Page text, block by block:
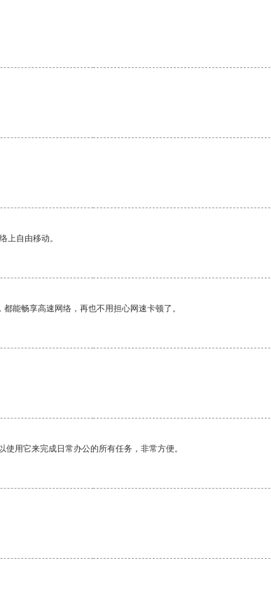
上自由移动。
能畅享高速网络，再也不用担心网速卡顿了。
用它来完成日常办公的所有任务，非常方便。